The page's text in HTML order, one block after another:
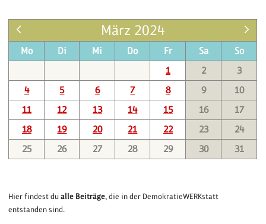
März 2024
Mo Di Mi Do Fr Sa
So
1
2
3
4
5 6 7 8 9
10
11
12 13 14 15 16
17
18
19 20 21 22 23
24
25
26 27 28 29 30 31
Hier findest dualle Beiträge, die in der DemokratieWERKstatt
entstanden sind.